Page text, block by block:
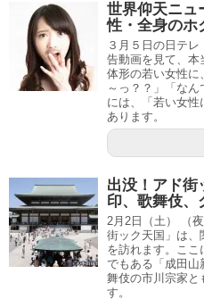
世界仰天ニ
性・全身のホ
３月５日の日テ
告動画を見て、本
体形の若い女性に
～っ？？」「な
には、「若い女性
あります。
出没！アド
印、歌舞伎、
2月2日（土） （
街ック天国」は、
を訪れます。こ
でもある「成田山
舞伎の市川宗家と
す。